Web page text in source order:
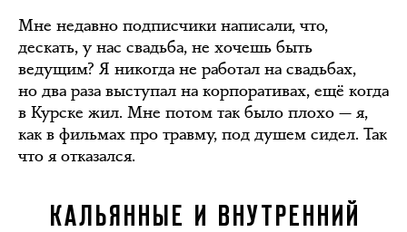
Мне недавно подписчики написали, что,
дескать, у нас свадьба, не хочешь быть
ведущим? Я никогда не работал на свадьбах,
но два раза выступал на корпоративах, ещё когда
в Курске жил. Мне потом так было плохо — я,
как в фильмах про травму, под душем сидел. Так
что я отказался.
КАЛЬЯННЫЕ И ВНУТРЕННИЙ